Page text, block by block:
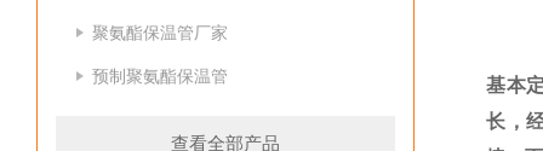
聚氨酯保温管厂家
预制聚氨酯保温管
查看全部产品
基本
长，